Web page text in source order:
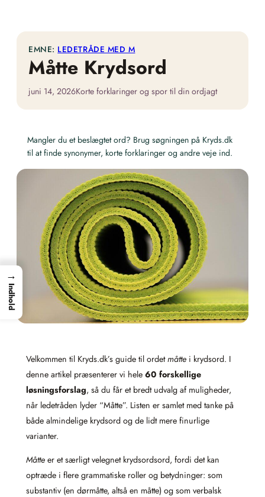
EMNE: LEDETRÅDE MED M
Måtte Krydsord
juni 14, 2026Korte forklaringer og spor til din ordjagt
Mangler du et beslægtet ord? Brug søgningen på Kryds.dk
til at finde synonymer, korte forklaringer og andre veje ind.
Velkommen til Kryds.dk’s guide til ordetmåtte i krydsord. I
denne artikel præsenterer vi hele 60 forskellige
løsningsforslag, så du får et bredt udvalg af muligheder,
når ledetråden lyder “Måtte”. Listen er samlet med tanke på
både almindelige krydsord og de lidt mere finurlige
varianter.
Måtte er et særligt velegnet krydsordsord, fordi det kan
optræde i flere grammatiske roller og betydninger: som
substantiv (en dørmåtte, altså en måtte) og som verbalsk
→
Indhold